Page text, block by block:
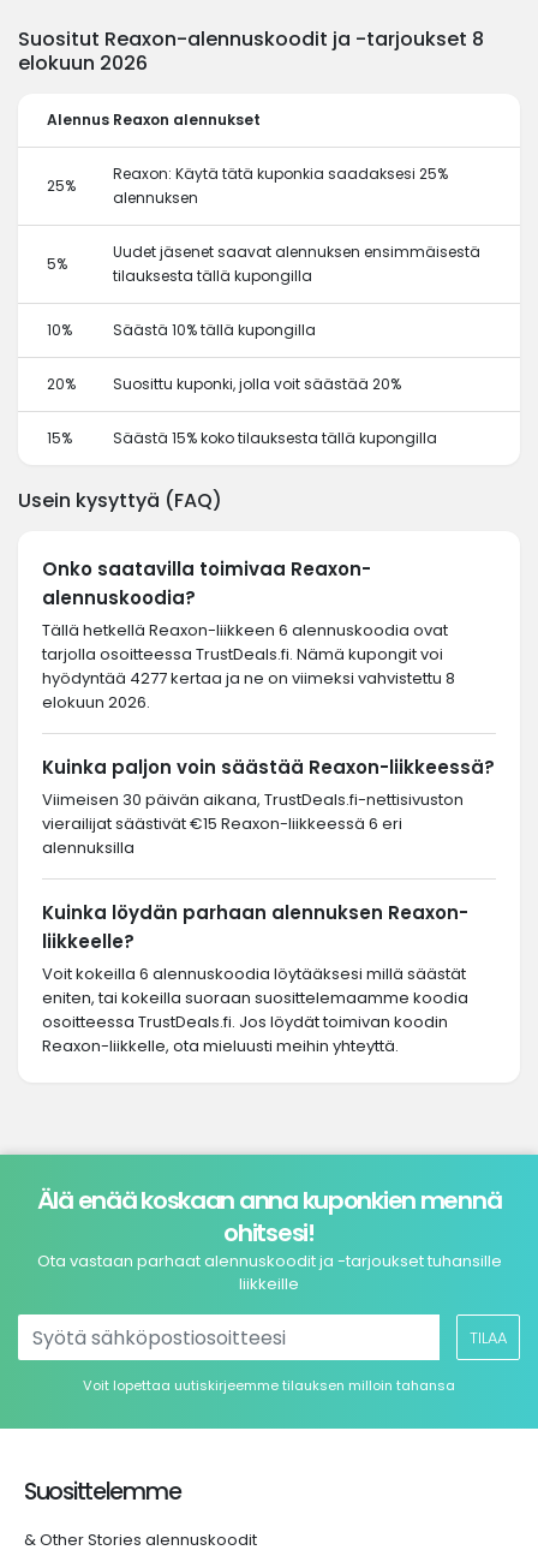
Suositut Reaxon-alennuskoodit ja -tarjoukset 8
elokuun 2026
Alennus Reaxon alennukset
25%
Reaxon: Käytä tätä kuponkia saadaksesi 25%
alennuksen
5%
Uudet jäsenet saavat alennuksen ensimmäisestä
tilauksesta tällä kupongilla
10% Säästä 10% tällä kupongilla
20% Suosittu kuponki, jolla voit säästää 20%
15% Säästä 15% koko tilauksesta tällä kupongilla
Usein kysyttyä (FAQ)
Onko saatavilla toimivaa Reaxon-
alennuskoodia?
Tällä hetkellä Reaxon-liikkeen 6 alennuskoodia ovat
tarjolla osoitteessa TrustDeals.fi. Nämä kupongit voi
hyödyntää 4277 kertaa ja ne on viimeksi vahvistettu 8
elokuun 2026.
Kuinka paljon voin säästää Reaxon-liikkeessä?
Viimeisen 30 päivän aikana, TrustDeals.fi-nettisivuston
vierailijat säästivät €15 Reaxon-liikkeessä 6 eri
alennuksilla
Kuinka löydän parhaan alennuksen Reaxon-
liikkeelle?
Voit kokeilla 6 alennuskoodia löytääksesi millä säästät
eniten, tai kokeilla suoraan suosittelemaamme koodia
osoitteessa TrustDeals.fi. Jos löydät toimivan koodin
Reaxon-liikkelle, ota mieluusti meihin yhteyttä.
Älä enää koskaan anna kuponkien mennä
ohitsesi!
Ota vastaan parhaat alennuskoodit ja -tarjoukset tuhansille
liikkeille
TILAA
Voit lopettaa uutiskirjeemme tilauksen milloin tahansa
Suosittelemme
& Other Stories alennuskoodit